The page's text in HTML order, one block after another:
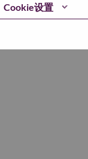
Cookie设置